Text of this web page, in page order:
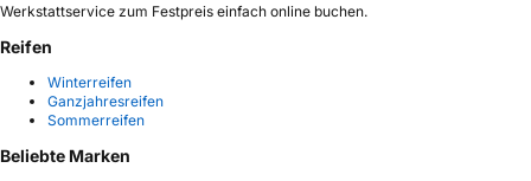
Werkstattservice zum Festpreis einfach online buchen.
Reifen
Winterreifen
Ganzjahresreifen
Sommerreifen
Beliebte Marken